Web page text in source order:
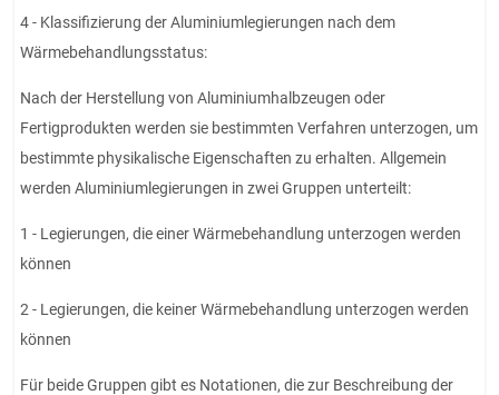
4 - Klassifizierung der Aluminiumlegierungen nach dem
Wärmebehandlungsstatus:
Nach der Herstellung von Aluminiumhalbzeugen oder
Fertigprodukten werden sie bestimmten Verfahren unterzogen, um
bestimmte physikalische Eigenschaften zu erhalten. Allgemein
werden Aluminiumlegierungen in zwei Gruppen unterteilt:
1 - Legierungen, die einer Wärmebehandlung unterzogen werden
können
2 - Legierungen, die keiner Wärmebehandlung unterzogen werden
können
Für beide Gruppen gibt es Notationen, die zur Beschreibung der